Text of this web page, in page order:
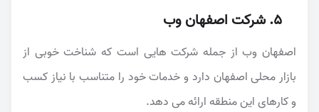
5. شرکت اصفهان وب
اصفهان وب از جمله شرکت هایی است که شناخت خوبی از
بازار محلی اصفهان دارد و خدمات خود را متناسب با نیاز کسب
و کارهای این منطقه ارائه می دهد.